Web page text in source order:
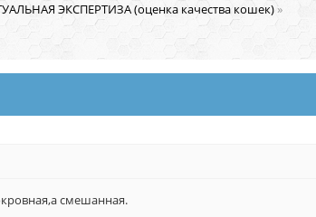
ЭКСПЕРТИЗА (оценка качества кошек)»
смешанная.